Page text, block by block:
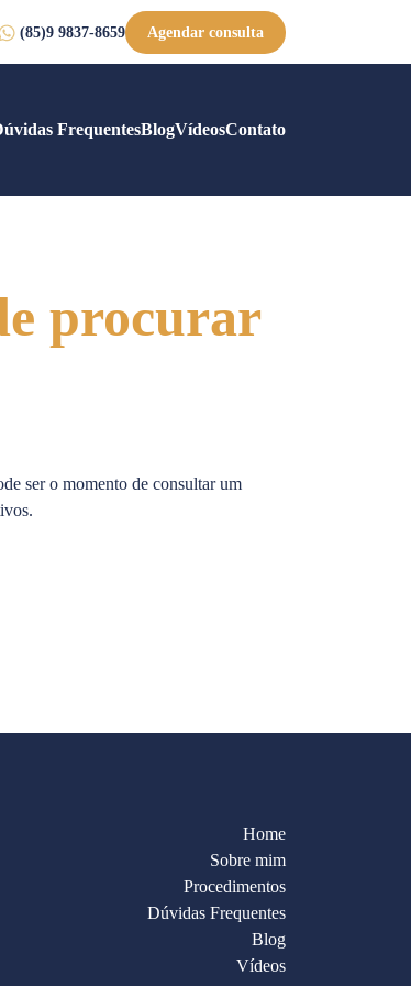
(85)9 9837-8659 Agendar consulta
FrequentesBlogVídeosContato
procurar
ser o momento de consultar um
Home
Sobre mim
Procedimentos
Dúvidas Frequentes
Blog
Vídeos